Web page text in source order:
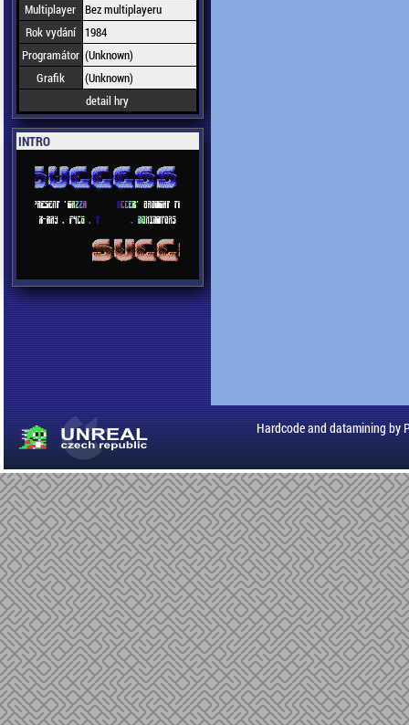
Multiplayer Bez multiplayeru
Rok vydání
1984
Programátor (Unknown)
Grafik
(Unknown)
detail hry
INTRO
Hardcode and datamining by